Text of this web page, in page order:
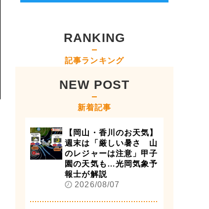
RANKING
記事ランキング
NEW POST
新着記事
【岡山・香川のお天気】
週末は「厳しい暑さ 山
のレジャーは注意」甲子
園の天気も…光岡気象予
報士が解説
2026/08/07